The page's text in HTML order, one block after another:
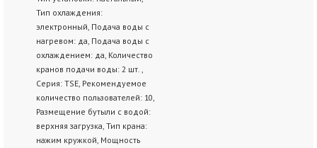
Тип охлаждения:
электронный, Подача воды с
нагревом: да, Подача воды с
охлаждением: да, Количество
кранов подачи воды: 2 шт. ,
Серия: TSE, Рекомендуемое
количество пользователей: 10,
Размещение бутыли с водой:
верхняя загрузка, Тип крана:
нажим кружкой, Мощность